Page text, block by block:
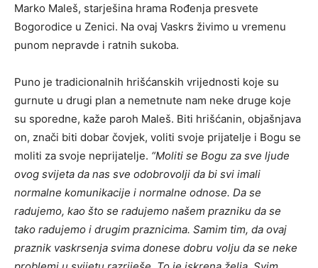
Marko Maleš, starješina hrama Rođenja presvete
Bogorodice u Zenici. Na ovaj Vaskrs živimo u vremenu
punom nepravde i ratnih sukoba.
Puno je tradicionalnih hrišćanskih vrijednosti koje su
gurnute u drugi plan a nemetnute nam neke druge koje
su sporedne, kaže paroh Maleš. Biti hrišćanin, objašnjava
on, znači biti dobar čovjek, voliti svoje prijatelje i Bogu se
moliti za svoje neprijatelje. “Moliti se Bogu za sve ljude
ovog svijeta da nas sve odobrovolji da bi svi imali
normalne komunikacije i normalne odnose. Da se
radujemo, kao što se radujemo našem prazniku da se
tako radujemo i drugim praznicima. Samim tim, da ovaj
praznik vaskrsenja svima donese dobru volju da se neke